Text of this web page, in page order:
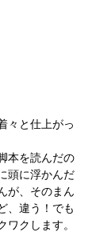
々と仕上がっ
本を読んだの
頭に浮かんだ
が、そのまん
、違う！でも
ワクします。